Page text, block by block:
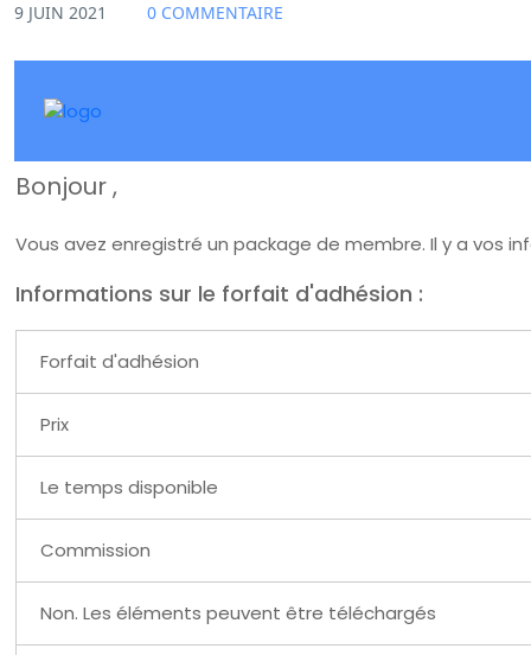
9 JUIN 2021 0 COMMENTAIRE
Bonjour,
Vous avez enregistré un package de membre. Il y a vos
Informations sur le forfait d'adhésion :
Forfait d'adhésion
Prix
Le temps disponible
Commission
Non. Les éléments peuvent être téléchargés